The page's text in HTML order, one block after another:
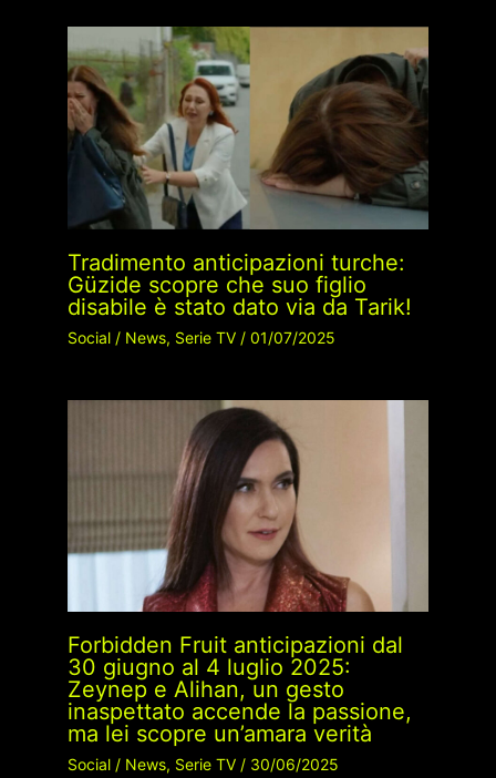
Tradimento anticipazioni turche:
Güzide scopre che suo figlio
disabile è stato dato via da Tarik!
Social/ News, Serie TV/ 01/07/2025
Forbidden Fruit anticipazioni dal
30 giugno al 4 luglio 2025:
Zeynep e Alihan, un gesto
inaspettato accende la passione,
ma lei scopre un’amara verità
Social/ News, Serie TV/ 30/06/2025